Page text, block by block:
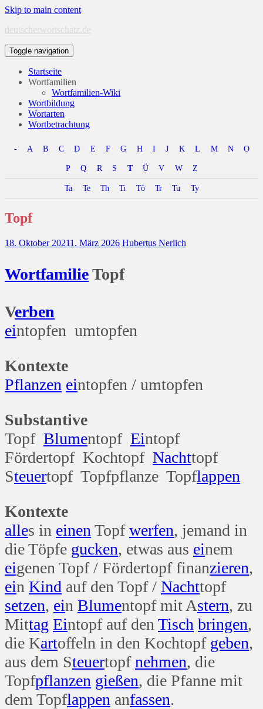
Skip to main content
deutscherwortschatz.de
Toggle navigation
Startseite
Wortfamilien
Wortfamilien-Wiki
Wortbildung
Wortarten
Wortbetrachtung
- A B C D E F G H I J K L M N O
P Q R S T Ü V W Z
Ta Te Th Ti Tö Tr Tu Ty
Topf
18. Oktober 20211. März 2026 Hubertus Nerlich
WortfamilieTopf
Verben
eintopfen umtopfen
Kontexte
Pflanzen eintopfen / umtopfen
Substantive
Topf Blumentopf Eintopf
Fördertopf Kochtopf Nachttopf
Steuertopf Topfpflanze Topflappen
Kontexte
alles in einen Topfwerfen, jemand in
die Töpfe gucken, etwas aus einem
eigenen Topf / Fördertopf finanzieren,
ein Kind auf den Topf / Nachttopf
setzen, ein Blumentopf mit Astern, zu
Mittag Eintopf auf den Tisch bringen,
die Kartoffeln in den Kochtopf geben,
aus dem Steuertopfnehmen, die
Topfpflanzen gießen, die Pfanne mit
dem Topflappen anfassen.